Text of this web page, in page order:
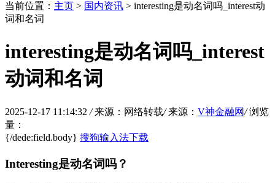
当前位置： 主页 > 国内资讯 > interesting是动名词吗_interest动
词和名词
interesting是动名词吗_interest
动词和名词
2025-12-17 11:14:32 / 来源：网络转载/ 来源： V神金融网/ 浏览
量：
{/dede:field.body} 搜狗输入法下载
Interesting是动名词吗？